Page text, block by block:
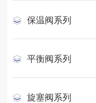
保温阀系列
平衡阀系列
旋塞阀系列